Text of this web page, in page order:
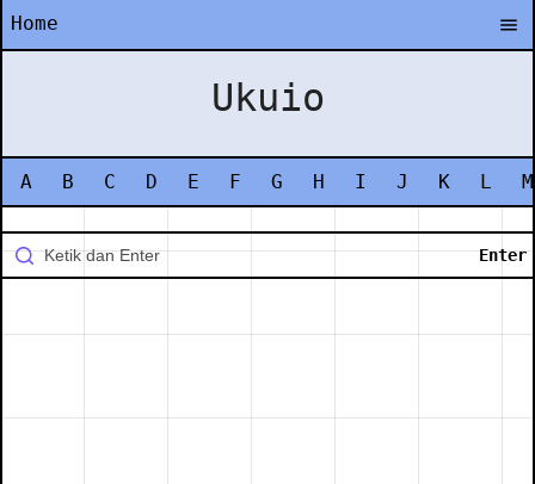
Home
Ukuio
A B C D E F G H I J K L M